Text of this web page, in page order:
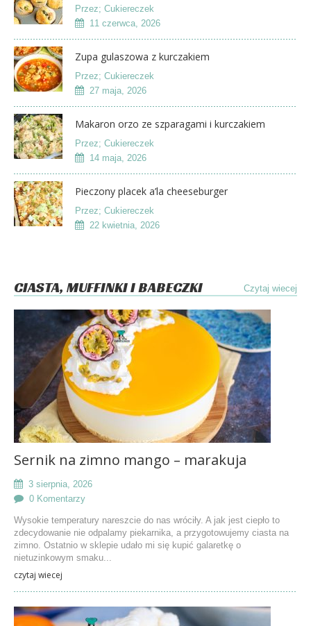
Przez; Cukiereczek
11 czerwca, 2026
Zupa gulaszowa z kurczakiem
Przez; Cukiereczek
27 maja, 2026
Makaron orzo ze szparagami i kurczakiem
Przez; Cukiereczek
14 maja, 2026
Pieczony placek a’la cheeseburger
Przez; Cukiereczek
22 kwietnia, 2026
CIASTA, MUFFINKI I BABECZKI Czytaj wiecej
Sernik na zimno mango – marakuja
3 sierpnia, 2026
0 Komentarzy
Wysokie temperatury nareszcie do nas wróciły. A jak jest ciepło to
zdecydowanie nie odpalamy piekarnika, a przygotowujemy ciasta na
zimno. Ostatnio w sklepie udało mi się kupić galaretkę o
nietuzinkowym smaku...
czytaj wiecej